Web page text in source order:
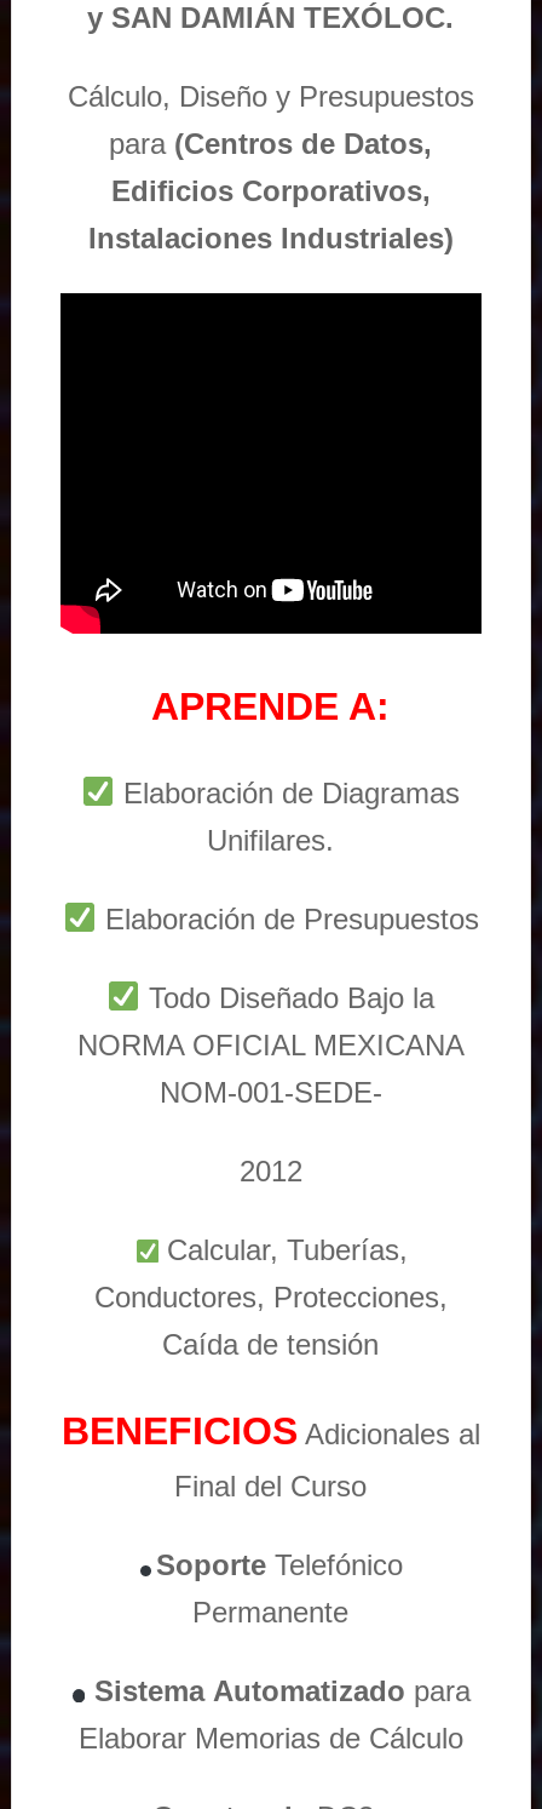
y SAN DAMIÁN TEXÓLOC.
Cálculo, Diseño y Presupuestos
para (Centros de Datos,
Edificios Corporativos,
Instalaciones Industriales)
APRENDE A:
Elaboración de Diagramas
Unifilares.
Elaboración de Presupuestos
Todo Diseñado Bajo la
NORMA OFICIAL MEXICANA
NOM-001-SEDE-
2012
Calcular, Tuberías,
Conductores, Protecciones,
Caída de tensión
BENEFICIOS Adicionales al
Final del Curso
Soporte Telefónico
Permanente
Sistema Automatizado para
Elaborar Memorias de Cálculo